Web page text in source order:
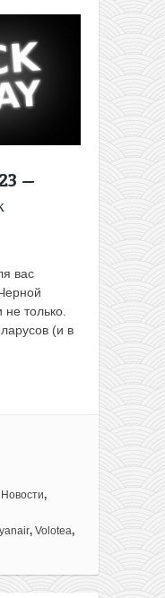
—
вас
только.
(и в
Новости,
, Volotea,